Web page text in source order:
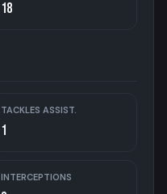
18
TACKLES ASSIST.
1
INTERCEPTIONS